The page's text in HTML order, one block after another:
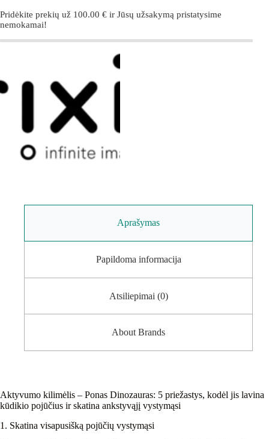
Pridėkite prekių už 100.00 € ir Jūsų užsakymą pristatysime
nemokamai!
Aprašymas
Papildoma informacija
Atsiliepimai (0)
About Brands
Aktyvumo kilimėlis – Ponas Dinozauras: 5 priežastys, kodėl jis lavina
kūdikio pojūčius ir skatina ankstyvąjį vystymąsi
1. Skatina visapusišką pojūčių vystymąsi